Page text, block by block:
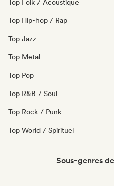
Top Folk / Acoustique
Top Hip-hop / Rap
Top Jazz
Top Metal
Top Pop
Top R&B / Soul
Top Rock / Punk
Top World / Spirituel
Sous-genres